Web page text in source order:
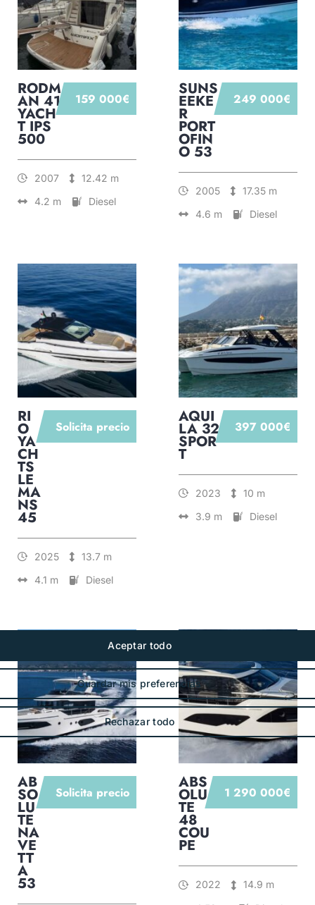
159 000€
RODM
AN 41
YACH
T IPS
500
2007
12.42 m
4.2 m
Diesel
249 000€
SUNS
EEKE
R
PORT
OFIN
O 53
2005
17.35 m
4.6 m
Diesel
Solicita precio
RI
O
YA
CH
TS
LE
MA
NS
45
2025
13.7 m
4.1 m
Diesel
397 000€
AQUI
LA 32
SPOR
T
2023
10 m
3.9 m
Diesel
Solicita precio
AB
SO
LU
TE
NA
VE
TT
A
53
1 290 000€
ABS
OLU
TE
48
COU
PE
2022
14.9 m